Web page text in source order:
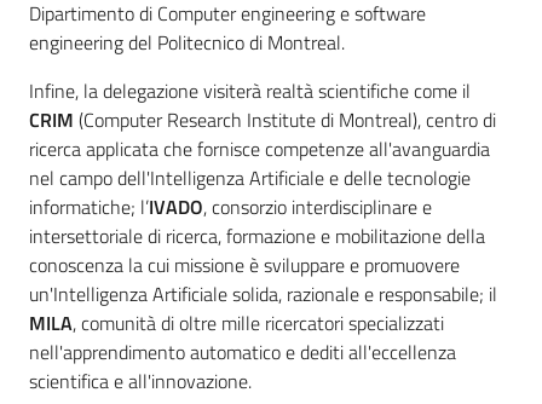
Dipartimento di Computer engineering e software
engineering del Politecnico di Montreal.
Infine, la delegazione visiterà realtà scientifiche come il
CRIM (Computer Research Institute di Montreal), centro di
ricerca applicata che fornisce competenze all'avanguardia
nel campo dell'Intelligenza Artificiale e delle tecnologie
informatiche; l’IVADO, consorzio interdisciplinare e
intersettoriale di ricerca, formazione e mobilitazione della
conoscenza la cui missione è sviluppare e promuovere
un'Intelligenza Artificiale solida, razionale e responsabile; il
MILA, comunità di oltre mille ricercatori specializzati
nell'apprendimento automatico e dediti all'eccellenza
scientifica e all'innovazione.